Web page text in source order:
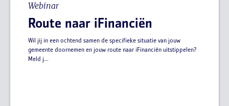
Webinar
Route naar iFinanciën
Wil jij in een ochtend samen de specifieke situatie van jouw
gemeente doornemen en jouw route naar iFinanciën uitstippelen?
Meld j...